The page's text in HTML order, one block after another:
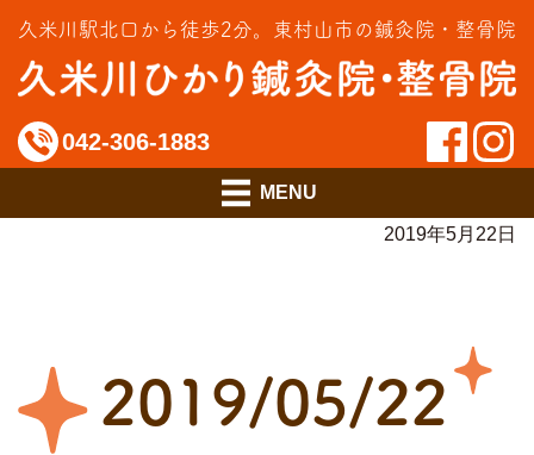
久米川駅北口から徒歩2分。 東村山市の鍼灸院・整骨院
042-306-1883
料金のご案内
アクセス
2019年5月22日
2019/05/22